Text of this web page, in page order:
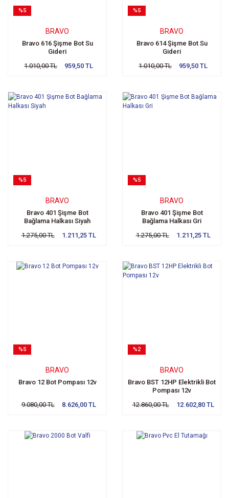
%5
BRAVO
Bravo 616 Şişme Bot Su
Gideri
1.010,00 TL
959,50 TL
%5
BRAVO
Bravo 614 Şişme Bot Su
Gideri
1.010,00 TL
959,50 TL
%5
BRAVO
Bravo 401 Şişme Bot
Bağlama Halkası Siyah
1.275,00 TL
1.211,25 TL
%5
BRAVO
Bravo 401 Şişme Bot
Bağlama Halkası Gri
1.275,00 TL
1.211,25 TL
%5
BRAVO
Bravo 12 Bot Pompası 12v
9.080,00 TL 8.626,00 TL
%2
BRAVO
Bravo BST 12HP Elektrikli Bot
Pompası 12v
12.860,00 TL
12.602,80 TL